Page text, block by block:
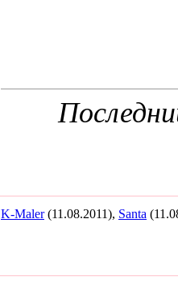
K-Maler(11.08.2011), Santa